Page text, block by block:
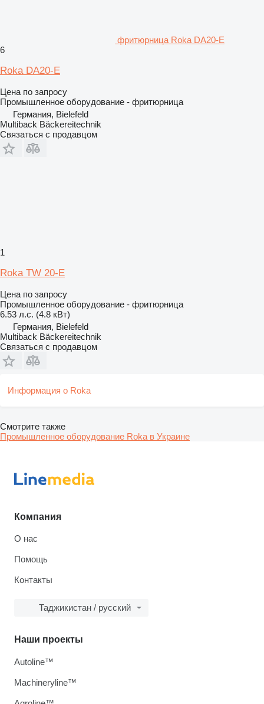
фритюрница Roka DA20-E
6
Roka DA20-E
Цена по запросу
Промышленное оборудование - фритюрница
Германия, Bielefeld
Multiback Bäckereitechnik
Связаться с продавцом
1
Roka TW 20-E
Цена по запросу
Промышленное оборудование - фритюрница
6.53 л.с. (4.8 кВт)
Германия, Bielefeld
Multiback Bäckereitechnik
Связаться с продавцом
Информация о Roka
Смотрите также
Промышленное оборудование Roka в Украине
Компания
О нас
Помощь
Контакты
Таджикистан / русский
Наши проекты
Autoline™
Machineryline™